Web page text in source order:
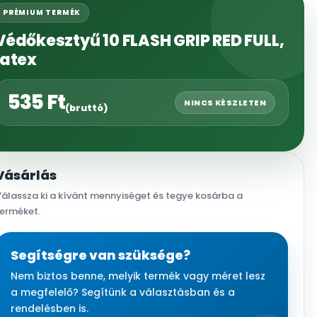
PRÉMIUM TERMÉK
10 FLASH GRIP RED FULL,
535Ft(bruttó) NINCS KÉSZLETEN
ki a kívánt mennyiséget és tegye kosárba a
Segítségre van szüksége?
Nem biztos benne, melyik termék vagy méret lesz
a megfelelő? Segítünk a választásban és a
rendelésben is.